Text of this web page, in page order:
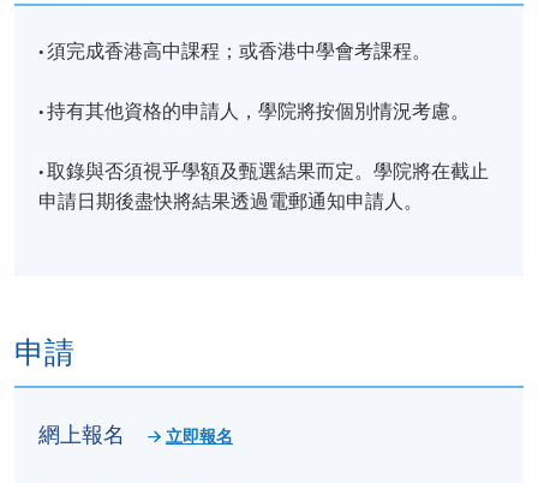
·須完成香港高中課程；或香港中學會考課程。
·持有其他資格的申請人，學院將按個別情況考慮。
·取錄與否須視乎學額及甄選結果而定。學院將在截止
申請日期後盡快將結果透過電郵通知申請人。
申請
網上報名 立即報名